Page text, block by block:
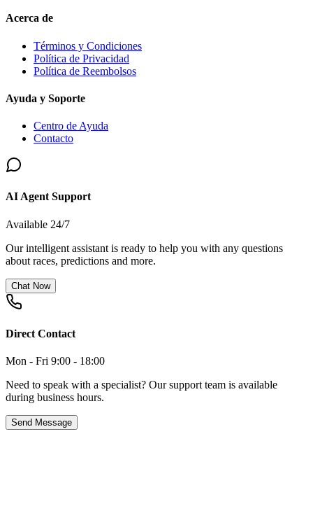
Acerca de
Términos y Condiciones
Política de Privacidad
Política de Reembolsos
Ayuda y Soporte
Centro de Ayuda
Contacto
AI Agent Support
Available 24/7
Our intelligent assistant is ready to help you with any questions
about races, predictions and more.
Chat Now
Direct Contact
Mon - Fri 9:00 - 18:00
Need to speak with a specialist? Our support team is available
during business hours.
Send Message